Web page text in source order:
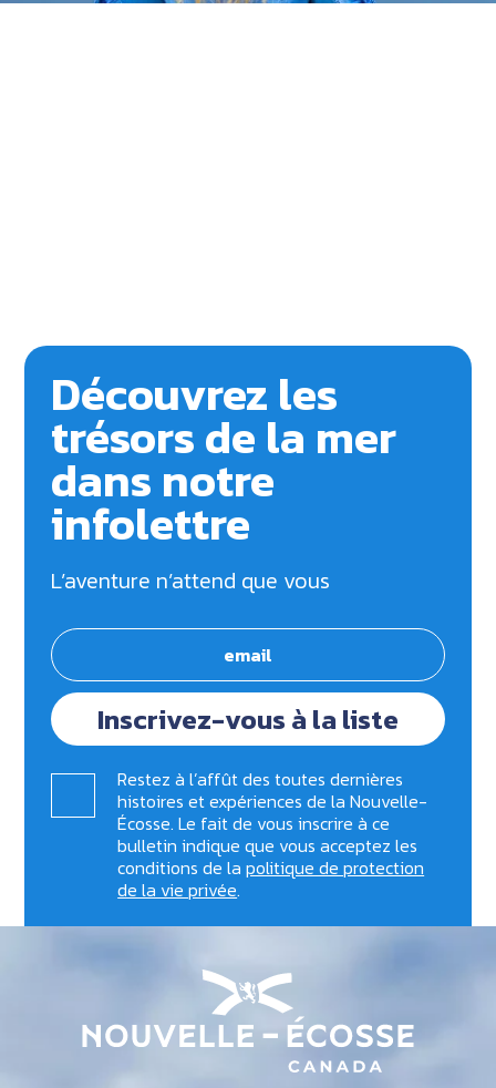
Découvrez les
trésors de la mer
dans notre
infolettre
L’aventure n’attend que vous
Inscrivez-vous à la liste
Restez à l’affût des toutes dernières
histoires et expériences de la Nouvelle-
Écosse. Le fait de vous inscrire à ce
bulletin indique que vous acceptez les
conditions de lapolitique de protection
de la vie privée.